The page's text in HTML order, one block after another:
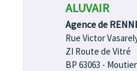
ALUVAIR
Agence de
Rue Victor
ZI Route de Vitré
BP 63063 -